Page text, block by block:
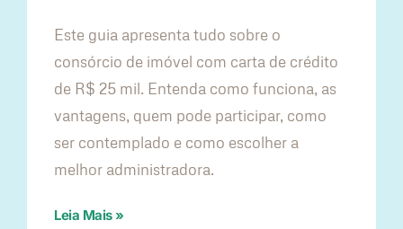
Este guia apresenta tudo sobre o
consórcio de imóvel com carta de crédito
de R$ 25 mil. Entenda como funciona, as
vantagens, quem pode participar, como
ser contemplado e como escolher a
melhor administradora.
Leia Mais »